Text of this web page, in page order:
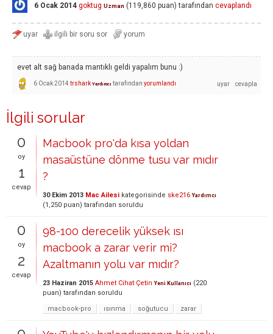
6 Ocak 2014 goktug Uzman (119,860 puan) tarafından cevaplandı
evet alt sağ banada mantıklı geldi yapalım bunu :)
6 Ocak 2014 trshark Yardımcı tarafından yorumlandı
İlgili sorular
0
oy
1
cevap
Macbook pro'da kısa yoldan
masaüstüne dönme tusu var mıdır
?
30 Ekim 2013 Mac Ailesi kategorisinde ske216 Yardımcı
(1,250 puan) tarafından soruldu
0
oy
2
cevap
98-100 derecelik yüksek ısı
macbook a zarar verir mi?
Azaltmanın yolu var mıdır?
23 Haziran 2015 Ahmet Cihat Çetin Yeni Kullanıcı (220
puan) tarafından soruldu
macbook-pro
ısınma soğutucu zarar